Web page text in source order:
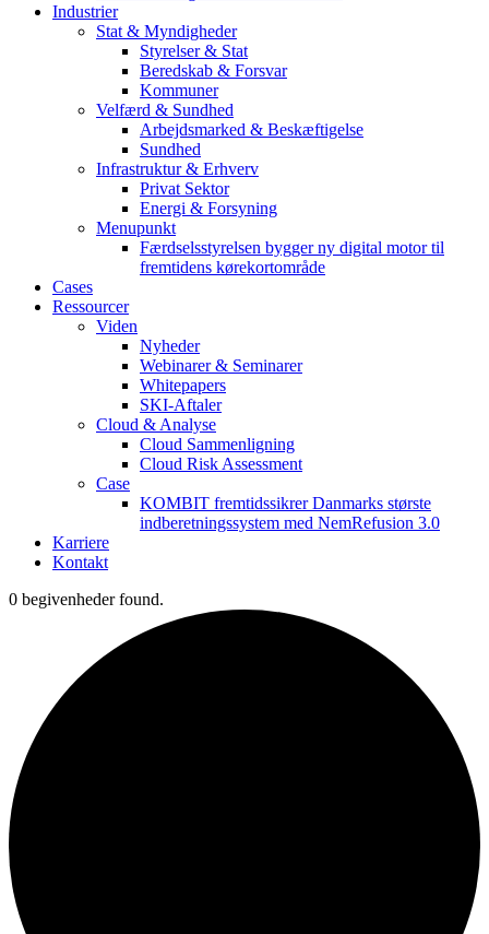
Industrier
Stat & Myndigheder
Styrelser & Stat
Beredskab & Forsvar
Kommuner
Velfærd & Sundhed
Arbejdsmarked & Beskæftigelse
Sundhed
Infrastruktur & Erhverv
Privat Sektor
Energi & Forsyning
Menupunkt
Færdselsstyrelsen bygger ny digital motor til
fremtidens kørekortområde
Cases
Ressourcer
Viden
Nyheder
Webinarer & Seminarer
Whitepapers
SKI-Aftaler
Cloud & Analyse
Cloud Sammenligning
Cloud Risk Assessment
Case
KOMBIT fremtidssikrer Danmarks største
indberetningssystem med NemRefusion 3.0
Karriere
Kontakt
0 begivenheder found.